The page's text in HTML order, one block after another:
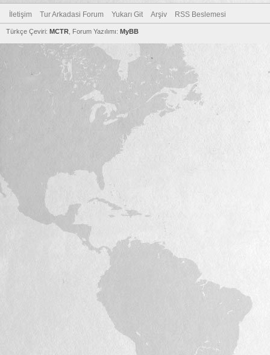
İletişim Tur Arkadasi Forum Yukarı Git Arşiv RSS Beslemesi
Türkçe Çeviri: MCTR , Forum Yazılımı: MyBB